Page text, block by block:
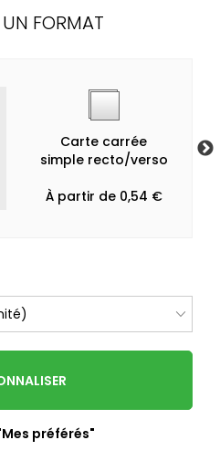
FORMAT
Carte carrée
simple recto/verso
À partir de 0,54 €
préférés"